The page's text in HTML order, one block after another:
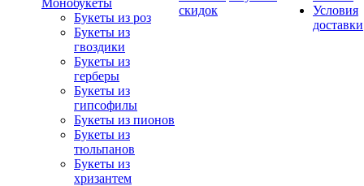
Монобукеты
Букеты из роз
Букеты из
гвоздики
Букеты из
герберы
Букеты из
гипсофилы
Букеты из пионов
Букеты из
тюльпанов
Букеты из
хризантем
скидок
Условия
доставки